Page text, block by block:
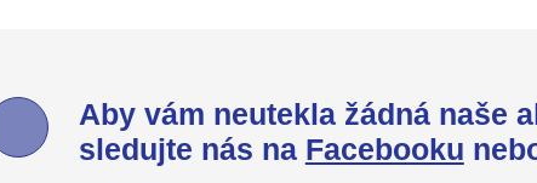
Aby vám neutekla žádná naše
sledujte nás na Facebooku